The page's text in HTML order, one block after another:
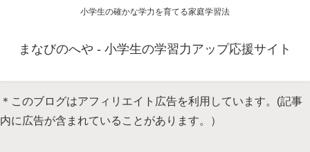
小学生の確かな学力を育てる家庭学習法
まなびのへや - 小学生の学習力アップ応援サイト
＊このブログはアフィリエイト広告を利用しています。(記事
内に広告が含まれていることがあります。）